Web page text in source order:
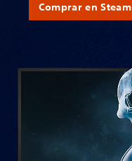
Comprar en Steam